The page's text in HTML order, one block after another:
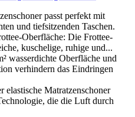
passt perfekt mit
und tiefsitzenden Taschen.
Oberfläche: Die Frottee-
kuschelige, ruhige und...
wasserdichte Oberfläche und
verhindern das Eindringen
Matratzenschoner
die die Luft durch